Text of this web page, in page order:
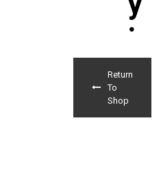
.
Return
To
Shop